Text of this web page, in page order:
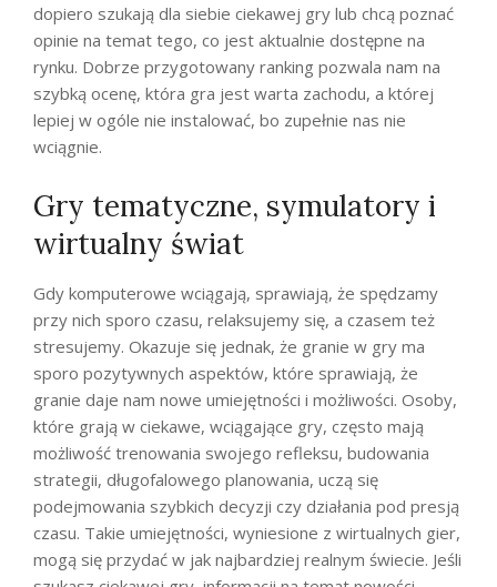
dopiero szukają dla siebie ciekawej gry lub chcą poznać
opinie na temat tego, co jest aktualnie dostępne na
rynku. Dobrze przygotowany ranking pozwala nam na
szybką ocenę, która gra jest warta zachodu, a której
lepiej w ogóle nie instalować, bo zupełnie nas nie
wciągnie.
Gry tematyczne, symulatory i
wirtualny świat
Gdy komputerowe wciągają, sprawiają, że spędzamy
przy nich sporo czasu, relaksujemy się, a czasem też
stresujemy. Okazuje się jednak, że granie w gry ma
sporo pozytywnych aspektów, które sprawiają, że
granie daje nam nowe umiejętności i możliwości. Osoby,
które grają w ciekawe, wciągające gry, często mają
możliwość trenowania swojego refleksu, budowania
strategii, długofalowego planowania, uczą się
podejmowania szybkich decyzji czy działania pod presją
czasu. Takie umiejętności, wyniesione z wirtualnych gier,
mogą się przydać w jak najbardziej realnym świecie. Jeśli